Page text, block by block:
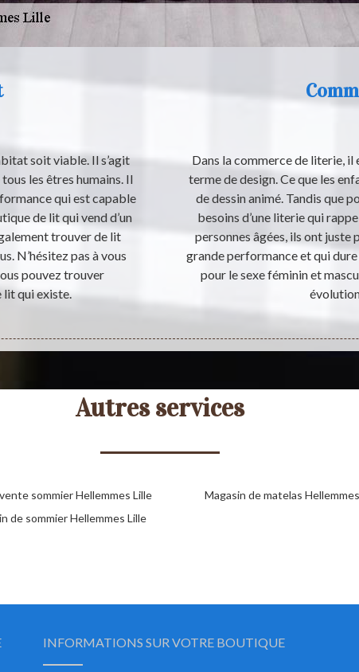
soit viable. Il s’agit
les êtres humains. Il
qui est capable
de lit qui vend d’un
trouver de lit
N’hésitez pas à vous
pouvez trouver
qui existe.
Dans la commerce de literie,
terme de design. Ce que les
de dessin animé. Tandis que
besoins d’une literie qui
personnes âgées, ils ont juste
grande performance et qui
pour le sexe féminin et
Autres services
sommier Hellemmes Lille
de sommier Hellemmes Lille
Magasin de matelas
INFORMATIONS SUR VOTRE BOUTIQUE